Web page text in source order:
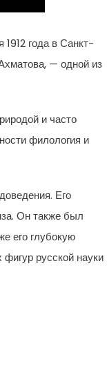
года в Санкт-
— одной из
и часто
филология и
Его
Он также был
его глубокую
русской науки